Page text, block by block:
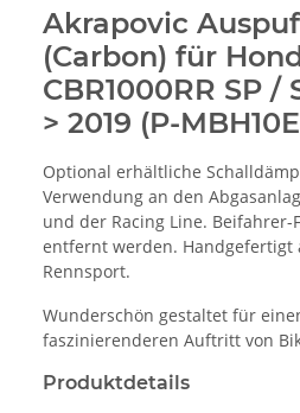
Akrapovic
(Carbon) für
CBR1000RR SP /
> 2019 (P-
Optional erhältliche
Verwendung an den
und der Racing Line. Beifahrer-
entfernt werden. Handgefertigt
Rennsport.
Wunderschön gestaltet für
faszinierenderen Auftritt von
Produktdetails